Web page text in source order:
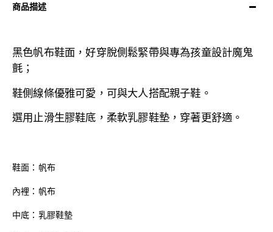
商品描述
黑色帆布鞋面，好穿脫側鬆緊帶與專為孩童設計魔鬼
氈；
鞋側線條優雅可愛，可與大人搭配親子鞋。
選用止滑生膠鞋底， 柔軟乳膠鞋墊，穿著更舒適。
鞋面：帆布
內裡：帆布
中底：乳膠鞋墊